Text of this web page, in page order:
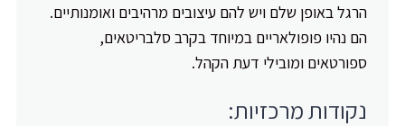
הרגל באופן שלם ויש להם עיצובים מרהיבים ואומנותיים.
הם נהיו פופולאריים במיוחד בקרב סלבריטאים,
ספורטאים ומובילי דעת הקהל.
נקודות מרכזיות: